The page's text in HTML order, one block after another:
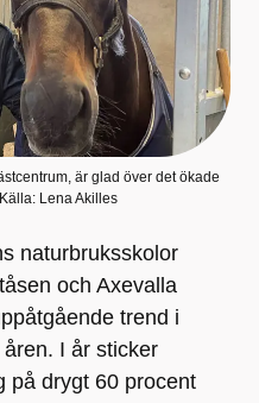
är glad över det ökade
Lena Akilles
naturbruksskolor
och Axevalla
trend i
I år sticker
på drygt 60 procent